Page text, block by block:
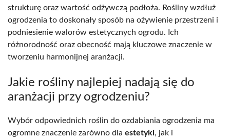
strukturę oraz wartość odżywczą podłoża. Rośliny wzdłuż
ogrodzenia to doskonały sposób na ożywienie przestrzeni i
podniesienie walorów estetycznych ogrodu. Ich
różnorodność oraz obecność mają kluczowe znaczenie w
tworzeniu harmonijnej aranżacji.
Jakie rośliny najlepiej nadają się do
aranżacji przy ogrodzeniu?
Wybór odpowiednich roślin do ozdabiania ogrodzenia ma
ogromne znaczenie zarówno dla estetyki, jak i